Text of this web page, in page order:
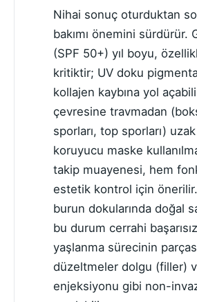
Nihai sonuç oturduktan
bakımı önemini sürdürür.
(SPF 50+) yıl boyu,
kritiktir; UV doku
kollajen kaybına yol
çevresine travmadan
sporları, top sporları)
koruyucu maske
takip muayenesi, hem
estetik kontrol için
burun dokularında doğal
bu durum cerrahi
yaşlanma sürecinin
düzeltmeler dolgu (filler)
enjeksiyonu gibi non-